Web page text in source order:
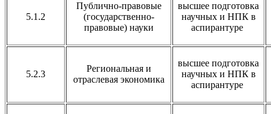
5.1.2
Публично-правовые
(государственно-
правовые) науки
высшее подготовка
научных и НПК в
аспирантуре
5.2.3
Региональная и
отраслевая экономика
высшее подготовка
научных и НПК в
аспирантуре